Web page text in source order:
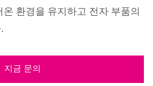
환경을 유지하고 전자 부품의
지금 문의